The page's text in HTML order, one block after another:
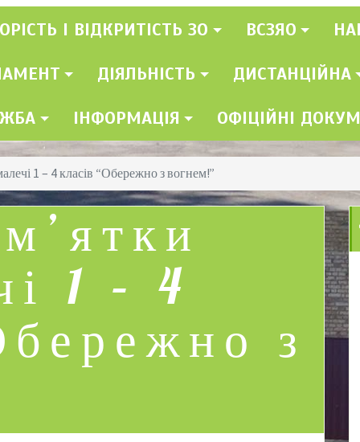
І ВІДКРИТІСТЬ ЗО ВСЗЯО
ДІЯЛЬНІСТЬ ДИСТАНЦІЙНА
ІНФОРМАЦІЯ ОФІЦІЙНІ
1 – 4 класів “Обережно з вогнем!”
1 – 4
з